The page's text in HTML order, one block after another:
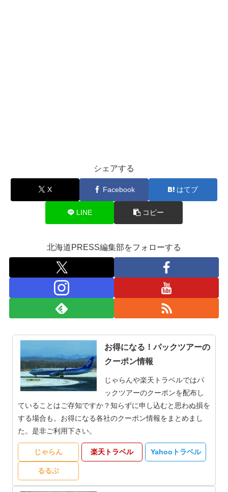
シェアする
X Facebook はてブ
LINE コピー
北海道PRESS編集部をフォローする
お得になる！パックツアーの
クーポン情報
じゃらんや楽天トラベルではパ
ックツアーのクーポンを配布し
ていることはご存知ですか？知らずに申し込むと思わぬ損を
する場合も。お得になる各社のクーポン情報をまとめまし
た。是非ご利用下さい。
じゃらん 楽天トラベル Yahooトラベル
るるぶ